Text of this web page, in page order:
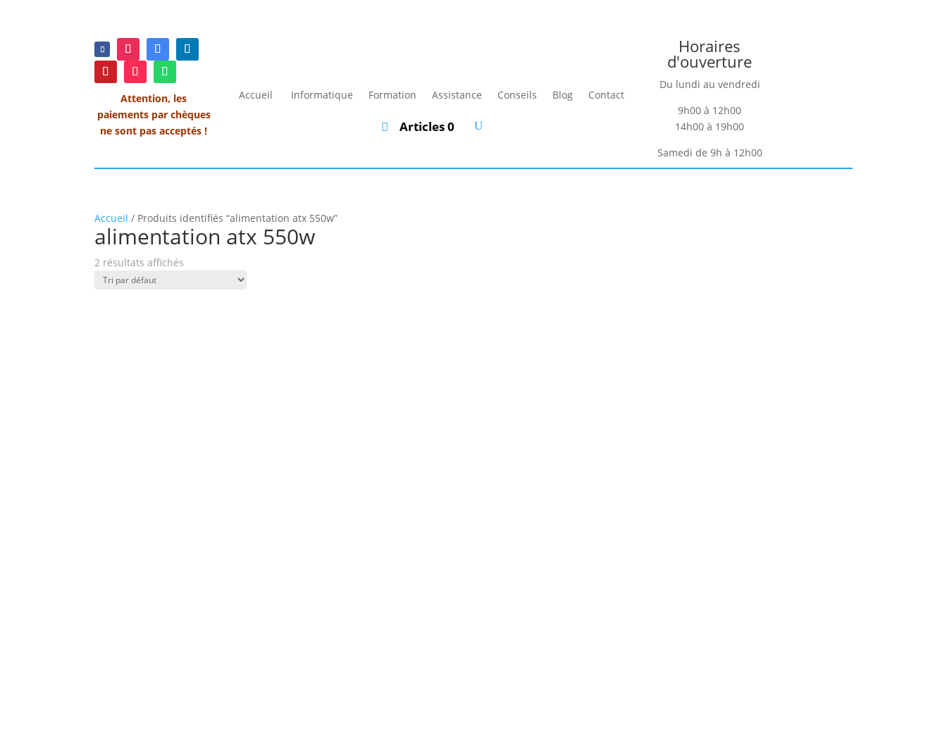
Attention, les
paiements par chèques
ne sont pas acceptés !
Accueil Informatique Formation Assistance Conseils Blog Contact
Articles 0
Horaires
d'ouverture
Du lundi au vendredi
9h00 à 12h00
14h00 à 19h00
Samedi de 9h à 12h00
Accueil / Produits identifiés “alimentation atx 550w”
alimentation atx 550w
2 résultats affichés